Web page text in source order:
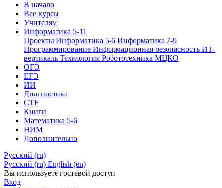
В начало
Все курсы
Учителям
Информатика 5-11
Проекты Информатика 5-6 Информатика 7-9
Программирование Информационная безопасность ИТ-
вертикаль Технология Робототехника МЦКО
ОГЭ
ЕГЭ
ИИ
Диагностика
CTF
Книги
Математика 5-6
НИМ
Дополнительно
Русский ‎(ru)‎
Русский ‎(ru)‎ English ‎(en)‎
Вы используете гостевой доступ
Вход